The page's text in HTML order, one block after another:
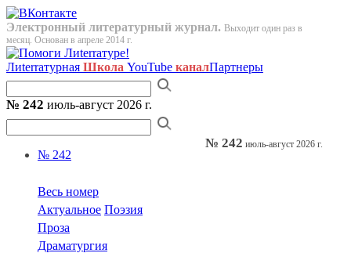
Электронный литературный журнал. Выходит один раз в
месяц. Основан в апреле 2014 г.
Лиterraтурная Школа YouTube каналПартнеры
№ 242 июль-август 2026 г.
№ 242
Весь номер
Актуальное Поэзия
Проза
Драматургия
№ 242 июль-август 2026 г.